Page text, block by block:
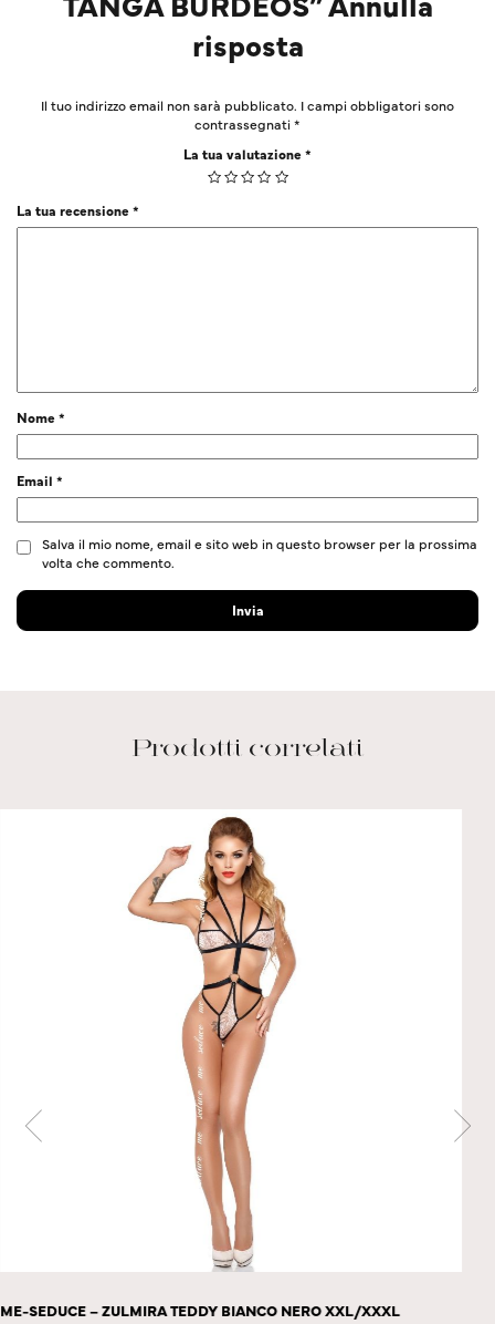
risposta
Il tuo indirizzo email non sarà pubblicato. I campi obbligatori sono
contrassegnati*
La tua valutazione*
La tua recensione*
Nome*
Email *
Salva il mio nome, email e sito web in questo browser per la prossima
volta che commento.
Prodotti correlati
XXXL LEG AVENUE – ARNES BODY CORAZON ROJO S